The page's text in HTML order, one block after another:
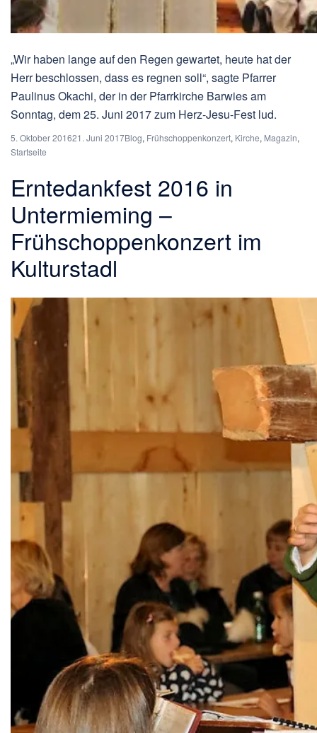
„Wir haben lange auf den Regen gewartet, heute hat der
Herr beschlossen, dass es regnen soll“, sagte Pfarrer
Paulinus Okachi, der in der Pfarrkirche Barwies am
Sonntag, dem 25. Juni 2017 zum Herz-Jesu-Fest lud.
5. Oktober 201621. Juni 2017Blog, Frühschoppenkonzert, Kirche, Magazin,
Startseite
Erntedankfest 2016 in
Untermieming –
Frühschoppenkonzert im
Kulturstadl